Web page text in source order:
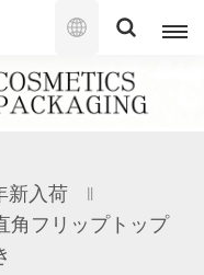
語
新入荷
角フリップトップ